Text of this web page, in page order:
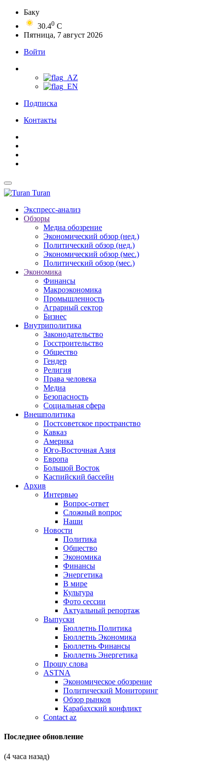
Баку
30.40 C
Пятница, 7 август 2026
Войти
Подписка
Контакты
Turan
Экспресс-анализ
Обзоры
Медиа обозрение
Экономический обзор (нед.)
Политический обзор (нед.)
Экономический обзор (мес.)
Политический обзор (мес.)
Экономика
Финансы
Макроэкономика
Промышленность
Аграрный сектор
Бизнес
Внутриполитика
Законодательство
Госстроительство
Общество
Гендер
Религия
Права человека
Медиа
Безопасность
Социальная сфера
Внешполитика
Постсоветское пространство
Кавказ
Америка
Юго-Восточная Азия
Европа
Большой Восток
Каспийский бассейн
Архив
Интервью
Вопрос-ответ
Сложный вопрос
Наши
Новости
Политика
Общество
Экономика
Финансы
Энергетика
В мире
Культура
Фото сессии
Актуальный репортаж
Выпуски
Бюллетнь Политика
Бюллетнь Экономика
Бюллетнь Финансы
Бюллетнь Энергетика
Прошу слова
ASTNA
Экономическое обозрение
Политический Мониторинг
Обзор рынков
Карабахский конфликт
Contact az
Последнее обновление
(4 часа назад)